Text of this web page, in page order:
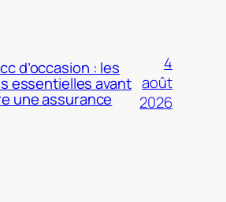
d’occasion : les
essentielles avant
une assurance
4
août
2026